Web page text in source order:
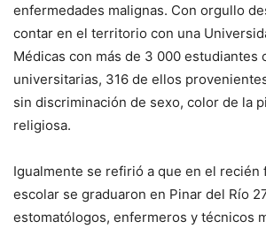
enfermedades malignas. Con orgullo
contar en el territorio con una
Médicas con más de 3 000 estudiantes
universitarias, 316 de ellos
sin discriminación de sexo, color de la
religiosa.
Igualmente se refirió a que en el recién
escolar se graduaron en Pinar del Río
estomatólogos, enfermeros y técnicos